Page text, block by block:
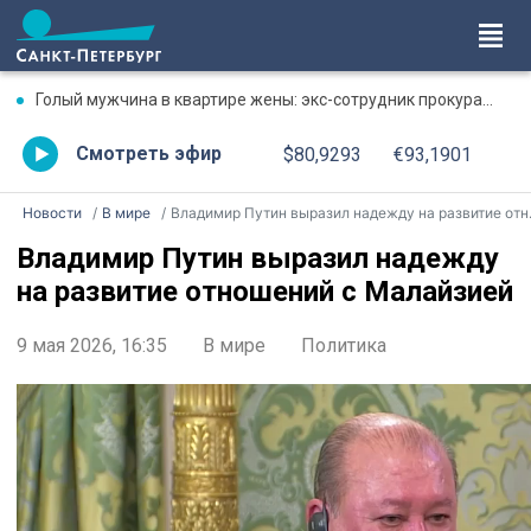
Голый мужчина в квартире жены: экс-сотрудник прокуратуры рассказал, почему совершил убийство
Смотреть эфир $80,9293 €93,1901
Новости В мире Владимир Путин выразил надежду на развитие отношений с Малайзией
Владимир Путин выразил надежду
на развитие отношений с Малайзией
9 мая 2026, 16:35 В мире Политика